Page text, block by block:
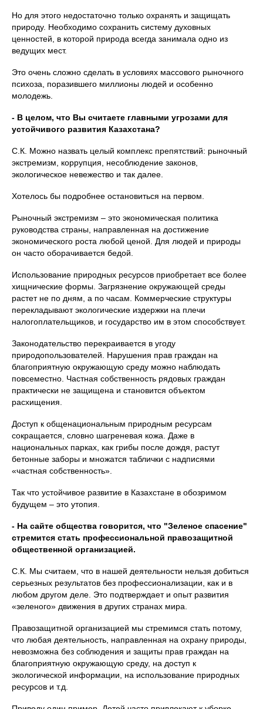
Но для этого недостаточно только охранять и защищать
природу. Необходимо сохранить систему духовных
ценностей, в которой природа всегда занимала одно из
ведущих мест.
Это очень сложно сделать в условиях массового рыночного
психоза, поразившего миллионы людей и особенно
молодежь.
- В целом, что Вы считаете главными угрозами для
устойчивого развития Казахстана?
С.К. Можно назвать целый комплекс препятствий: рыночный
экстремизм, коррупция, несоблюдение законов,
экологическое невежество и так далее.
Хотелось бы подробнее остановиться на первом.
Рыночный экстремизм – это экономическая политика
руководства страны, направленная на достижение
экономического роста любой ценой. Для людей и природы
он часто оборачивается бедой.
Использование природных ресурсов приобретает все более
хищнические формы. Загрязнение окружающей среды
растет не по дням, а по часам. Коммерческие структуры
перекладывают экологические издержки на плечи
налогоплательщиков, и государство им в этом способствует.
Законодательство перекраивается в угоду
природопользователей. Нарушения прав граждан на
благоприятную окружающую среду можно наблюдать
повсеместно. Частная собственность рядовых граждан
практически не защищена и становится объектом
расхищения.
Доступ к общенациональным природным ресурсам
сокращается, словно шагреневая кожа. Даже в
национальных парках, как грибы после дождя, растут
бетонные заборы и множатся таблички с надписями
«частная собственность».
Так что устойчивое развитие в Казахстане в обозримом
будущем – это утопия.
- На сайте общества говорится, что "Зеленое спасение"
стремится стать профессиональной правозащитной
общественной организацией.
С.К. Мы считаем, что в нашей деятельности нельзя добиться
серьезных результатов без профессионализации, как и в
любом другом деле. Это подтверждает и опыт развития
«зеленого» движения в других странах мира.
Правозащитной организацией мы стремимся стать потому,
что любая деятельность, направленная на охрану природы,
невозможна без соблюдения и защиты прав граждан на
благоприятную окружающую среду, на доступ к
экологической информации, на использование природных
ресурсов и т.д.